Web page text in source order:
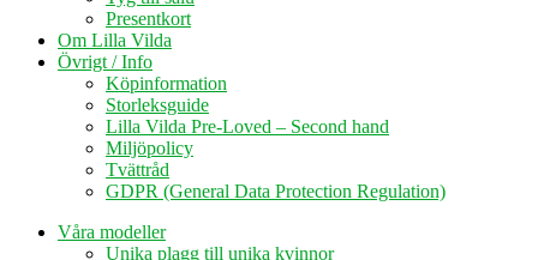
Presentkort
Om Lilla Vilda
Övrigt / Info
Köpinformation
Storleksguide
Lilla Vilda Pre-Loved – Second hand
Miljöpolicy
Tvättråd
GDPR (General Data Protection Regulation)
Våra modeller
Unika plagg till unika kvinnor